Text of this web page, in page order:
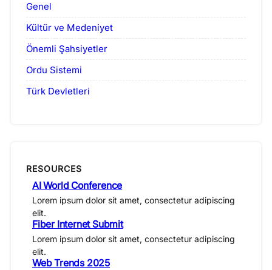
Genel
Kültür ve Medeniyet
Önemli Şahsiyetler
Ordu Sistemi
Türk Devletleri
RESOURCES
AI World Conference
Lorem ipsum dolor sit amet, consectetur adipiscing
elit.
Fiber Internet Submit
Lorem ipsum dolor sit amet, consectetur adipiscing
elit.
Web Trends 2025